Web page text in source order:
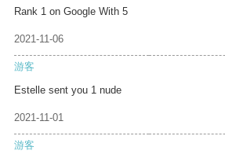
Rank 1 on Google With 5
2021-11-06
游客
Estelle sent you 1 nude
2021-11-01
游客